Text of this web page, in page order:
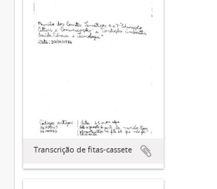
Transcrição de fitas-cassete